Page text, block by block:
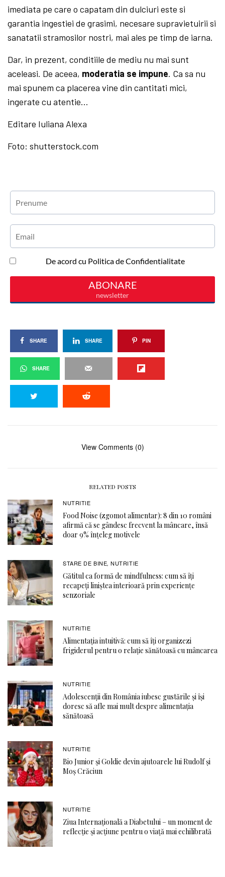
imediata pe care o capatam din dulciuri este si
garantia ingestiei de grasimi, necesare supravietuirii si
sanatatii stramosilor nostri, mai ales pe timp de iarna.
Dar, in prezent, conditiile de mediu nu mai sunt
aceleasi. De aceea, moderatia se impune. Ca sa nu
mai spunem ca placerea vine din cantitati mici,
ingerate cu atentie…
Editare Iuliana Alexa
Foto: shutterstock.com
SHARE SHARE PIN
SHARE
View Comments (0)
RELATED POSTS
NUTRITIE
Food Noise (zgomot alimentar): 8 din 10 români
afirmă că se gândesc frecvent la mâncare, însă
doar 9% înțeleg motivele
STARE DE BINE,NUTRITIE
Gătitul ca formă de mindfulness: cum să îți
recapeți liniștea interioară prin experiențe
senzoriale
NUTRITIE
Alimentația intuitivă: cum să îți organizezi
frigiderul pentru o relație sănătoasă cu mâncarea
NUTRITIE
Adolescenții din România iubesc gustările și își
doresc să afle mai mult despre alimentația
sănătoasă
NUTRITIE
Bio Junior și Goldie devin ajutoarele lui Rudolf și
Moș Crăciun
NUTRITIE
Ziua Internațională a Diabetului – un moment de
reflecție și acțiune pentru o viață mai echilibrată